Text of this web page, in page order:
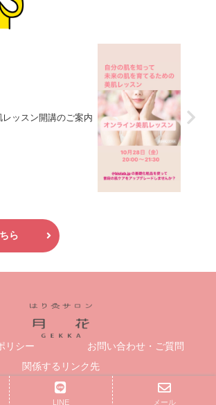
ッスン開講のご案内
ら
リシー
お問い合わせ・ご質問
関係するリンク先
2026 はり灸サロン月花 All Rights Reserved.
LINE メール